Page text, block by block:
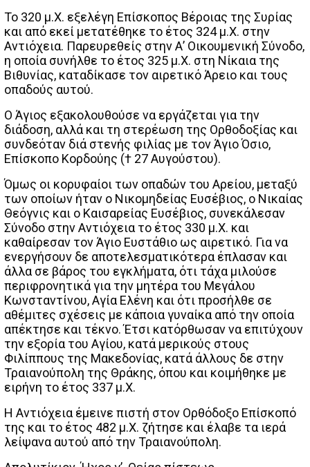
Το 320 μ.Χ. εξελέγη Επίσκοπος Βέροιας της Συρίας
και από εκεί μετατέθηκε το έτος 324 μ.Χ. στην
Αντιόχεια. Παρευρεθείς στην Α’ Οικουμενική Σύνοδο,
η οποία συνήλθε το έτος 325 μ.Χ. στη Νίκαια της
Βιθυνίας, καταδίκασε τον αιρετικό Άρειο και τους
οπαδούς αυτού.
Ο Άγιος εξακολουθούσε να εργάζεται για την
διάδοση, αλλά και τη στερέωση της Ορθοδοξίας και
συνδεόταν διά στενής φιλίας με τον Άγιο Όσιο,
Επίσκοπο Κορδούης († 27 Αυγούστου).
Όμως οι κορυφαίοι των οπαδών του Αρείου, μεταξύ
των οποίων ήταν ο Νικομηδείας Ευσέβιος, ο Νικαίας
Θεόγνις και ο Καισαρείας Ευσέβιος, συνεκάλεσαν
Σύνοδο στην Αντιόχεια το έτος 330 μ.Χ. και
καθαίρεσαν τον Άγιο Ευστάθιο ως αιρετικό. Για να
ενεργήσουν δε αποτελεσματικότερα έπλασαν και
άλλα σε βάρος του εγκλήματα, ότι τάχα μιλούσε
περιφρονητικά για την μητέρα του Μεγάλου
Κωνσταντίνου, Αγία Ελένη και ότι προσήλθε σε
αθέμιτες σχέσεις με κάποια γυναίκα από την οποία
απέκτησε και τέκνο. Έτσι κατόρθωσαν να επιτύχουν
την εξορία του Αγίου, κατά μερικούς στους
Φιλίππους της Μακεδονίας, κατά άλλους δε στην
Τραιανούπολη της Θράκης, όπου και κοιμήθηκε με
ειρήνη το έτος 337 μ.Χ.
Η Αντιόχεια έμεινε πιστή στον Ορθόδοξο Επίσκοπό
της και το έτος 482 μ.Χ. ζήτησε και έλαβε τα ιερά
λείψανα αυτού από την Τραιανούπολη.